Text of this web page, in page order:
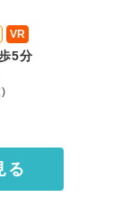
VR
5分
る